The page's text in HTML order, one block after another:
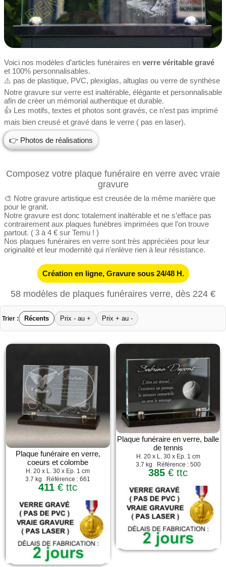
Voici nos modèles d’articles funéraires en verre véritable gravé
et 100% personnalisables.
⚠️ pas de plastique, PVC, plexiglas, altuglas ou verre de synthèse
Notre gravure sur verre est inaltérable, élégante et personnalisable
afin de créer un mémorial authentique et durable.
👍 Les motifs, textes et photos sont gravés, ce n’est pas imprimé
mais bien creusé et gravé dans le verre ( pas en laser).
👉 Photos de réalisations
Composez votre plaque funéraire en verre avec vraie
gravure
🎨 Notre gravure artistique est creusée de la même manière que
pour le granit.
Notre gravure est donc totalement inaltérable et ne s’efface pas
contrairement aux plaques funèbres imprimées que l’on trouve
partout. ( 3 à 4 € sur Temu ! )
Nos plaques funéraires en verre sont très appréciées pour leur
originalité et leur modernité qui n’enlève rien à leur résistance.
Création en ligne, Gravure sous 24/48 H.
58 modèles de plaques funéraires verre, dès 224 €
Trier : Récents Prix - au + Prix + au -
Plaque funéraire en verre,
coeurs et colombe
H. 20 x L. 30 x Ep. 1 cm
3.7 kg Référence : 661
411 € ttc
Plaque funéraire en verre, balle
de tennis
H. 20 x L. 30 x Ep. 1 cm
3.7 kg Référence : 500
385 € ttc